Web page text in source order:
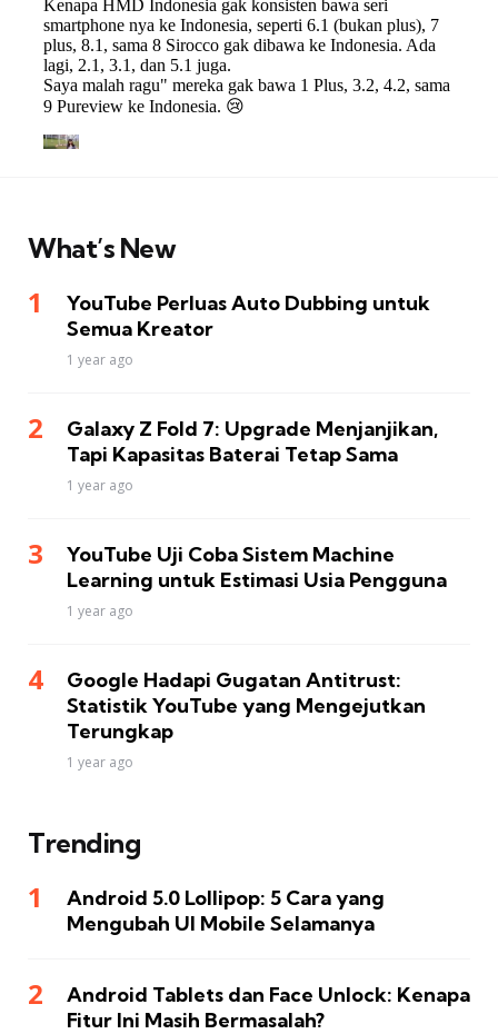
What’s New
YouTube Perluas Auto Dubbing untuk
Semua Kreator
1 year ago
Galaxy Z Fold 7: Upgrade Menjanjikan,
Tapi Kapasitas Baterai Tetap Sama
1 year ago
YouTube Uji Coba Sistem Machine
Learning untuk Estimasi Usia Pengguna
1 year ago
Google Hadapi Gugatan Antitrust:
Statistik YouTube yang Mengejutkan
Terungkap
1 year ago
Trending
Android 5.0 Lollipop: 5 Cara yang
Mengubah UI Mobile Selamanya
Android Tablets dan Face Unlock: Kenapa
Fitur Ini Masih Bermasalah?